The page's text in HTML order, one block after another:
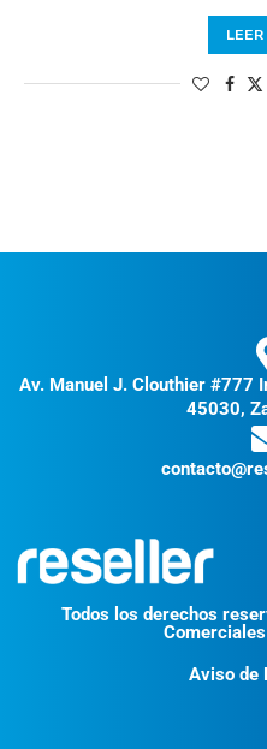
LEER
Av. Manuel J. Clouthier #777
45030,
Todos los derechos
Aviso de